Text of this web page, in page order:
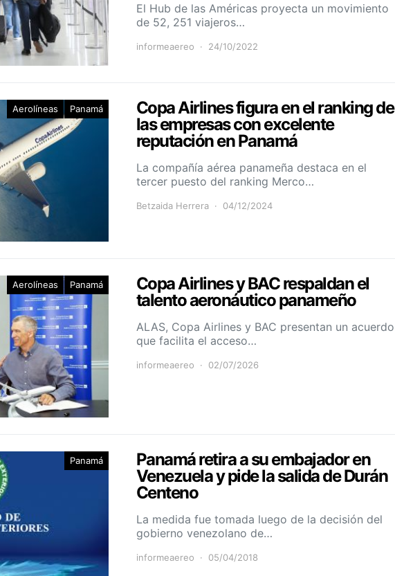
El Hub de las Américas proyecta un movimiento
de 52, 251 viajeros…
informeaereo 24/10/2022
Aerolíneas Panamá
Copa Airlines figura en el ranking de
las empresas con excelente
reputación en Panamá
La compañía aérea panameña destaca en el
tercer puesto del ranking Merco…
Betzaida Herrera 04/12/2024
Aerolíneas Panamá
Copa Airlines y BAC respaldan el
talento aeronáutico panameño
ALAS, Copa Airlines y BAC presentan un acuerdo
que facilita el acceso…
informeaereo 02/07/2026
Panamá
Panamá retira a su embajador en
Venezuela y pide la salida de Durán
Centeno
La medida fue tomada luego de la decisión del
gobierno venezolano de…
informeaereo 05/04/2018